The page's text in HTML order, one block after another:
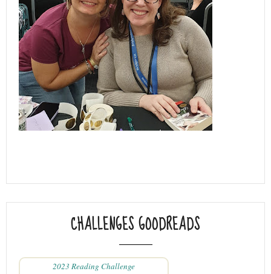
CHALLENGES GOODREADS
2023 Reading Challenge